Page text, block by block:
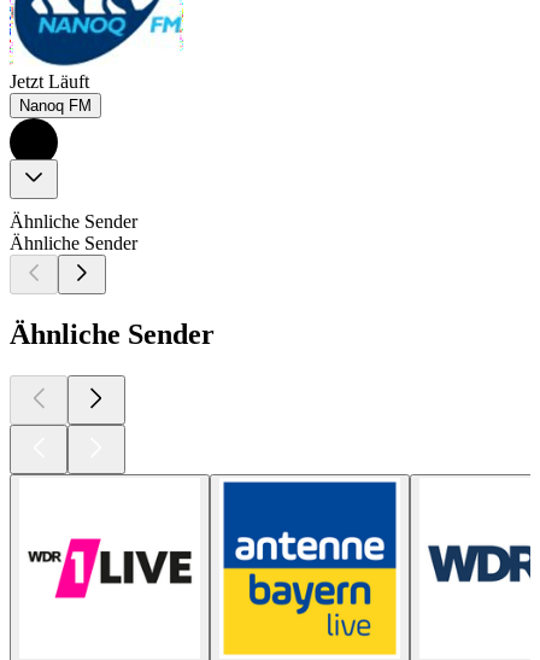
Jetzt Läuft
Nanoq FM
Ähnliche Sender
Ähnliche Sender
Ähnliche Sender